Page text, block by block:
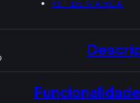
KIT DE MARCA